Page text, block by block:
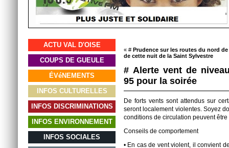
ACTU VAL D'OISE
COUPS DE GUEULE
ÉVéNEMENTS
INFOS CULTURELLES
INFOS DISCRIMINATIONS
INFOS ENVIRONNEMENT
INFOS SOCIALES
« # Prudence sur les routes du nord
de cette nuit de la Saint Sylvestre
# Alerte vent de
95 pour la soirée
De forts vents sont attendus sur
seront localement violentes. Soyez
conditions de circulation peuvent être
Conseils de comportement
• En cas de vent violent, il convient